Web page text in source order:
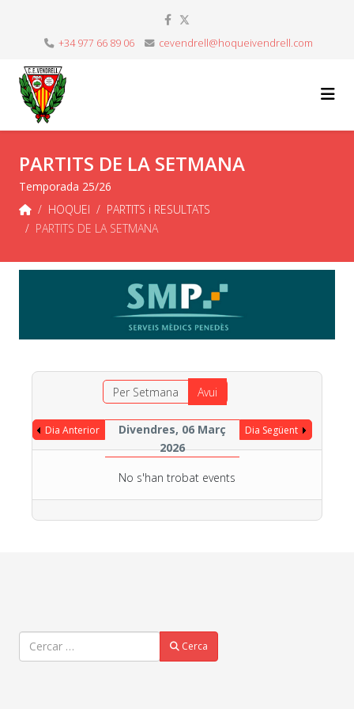
+34 977 66 89 06 cevendrell@hoqueivendrell.com
PARTITS DE LA SETMANA
Temporada 25/26
HOQUEI
PARTITS i RESULTATS
PARTITS DE LA SETMANA
Per Setmana Avui
Dia Anterior
Divendres, 06 Març
2026
Dia Següent
No s'han trobat events
Cercar Cerca